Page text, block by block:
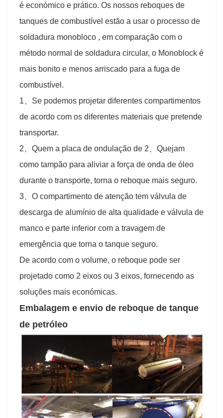
é económico e prático. Os nossos reboques de
tanques de combustível estão a usar o processo de
soldadura monobloco , em comparação com o
método normal de soldadura circular, o Monoblock é
mais bonito e menos arriscado para a fuga de
combustível.
1、Se podemos projetar diferentes compartimentos
de acordo com os diferentes materiais que pretende
transportar.
2、Quem a placa de ondulação de 2、Quejam
como tampão para aliviar a força de onda de óleo
durante o transporte, torna o reboque mais seguro.
3、O compartimento de atenção tem válvula de
descarga de alumínio de alta qualidade e válvula de
manco e parte inferior com a travagem de
emergência que torna o tanque seguro.
De acordo com o volume, o reboque pode ser
projetado como 2 eixos ou 3 eixos, fornecendo as
soluções mais económicas.
Embalagem e envio de reboque de tanque
de petróleo